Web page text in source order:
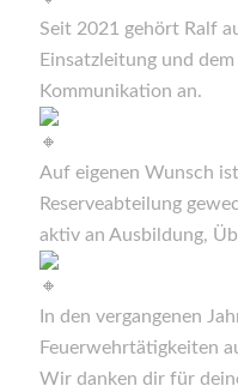
Seit 2021 gehört Ralf
Einsatzleitung und
Kommunikation an.
Auf eigenen Wunsch
Reserveabteilung
aktiv an Ausbildung,
In den vergangenen
Feuerwehrtätigkeiten
Wir danken dir für